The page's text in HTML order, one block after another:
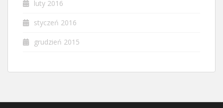
luty 2016
styczeń 2016
grudzień 2015